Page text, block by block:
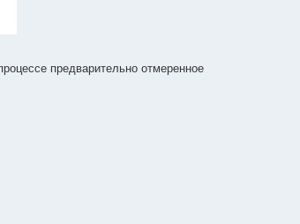
предварительно отмеренное